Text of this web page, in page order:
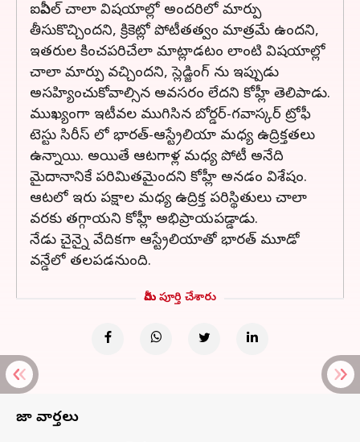
ఐపీఎల్ చాలా విషయాల్లో అందరిలో మార్పు
తీసుకొచ్చిందని, క్రికెట్లో పోటీతత్వం మాత్రమే ఉందని,
ఇతరుల కించపరిచేలా మాట్లాడటం లాంటి విషయాల్లో
చాలా మార్పు వచ్చిందని, స్లెడ్జింగ్ ను ఇప్పుడు
అసహ్యించుకోవాల్సిన అవసరం లేదని కోహ్లీ తెలిపాడు.
ముఖ్యంగా ఇటీవల ముగిసిన బోర్డర్-గవాస్కర్ ట్రోఫీ
టెస్టు సిరీస్ లో భారత్-ఆస్ట్రేలియా మధ్య ఉద్రిక్తతలు
ఉన్నాయి. అయితే ఆటగాళ్ల మధ్య పోటీ అనేది
మైదానానికే పరిమితమైందని కోహ్లీ అనడం విశేషం.
ఆటలో ఇరు పక్షాల మధ్య ఉద్రిక్త పరిస్థితులు చాలా
వరకు తగ్గాయని కోహ్లీ అభిప్రాయపడ్డాడు.
నేడు చైన్నై వేదికగా ఆస్ట్రేలియాతో భారత్ మూడో
వన్డేలో తలపడనుంది.
మీరు పూర్తి చేశారు
తాజా వార్తలు